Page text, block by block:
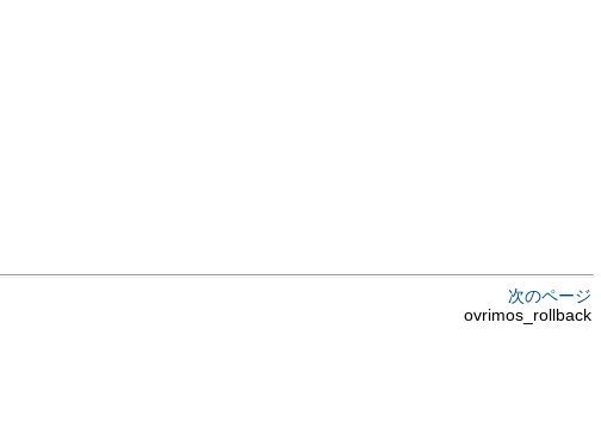
次のページ
ovrimos_rollback